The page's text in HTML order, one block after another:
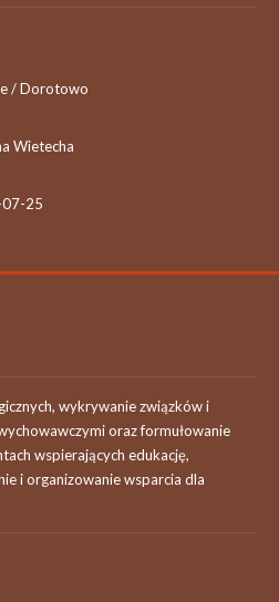
/ Dorotowo
Wietecha
25
wykrywanie związków i
oraz formułowanie
wspierających edukację,
i organizowanie wsparcia dla